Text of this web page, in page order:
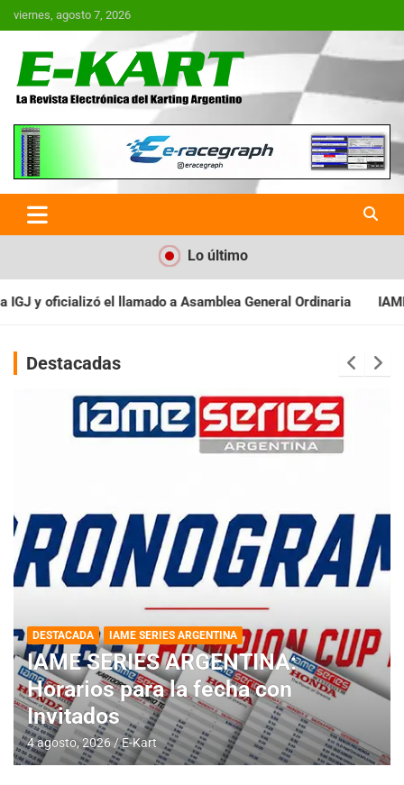
Saltar
al
viernes, agosto 7, 2026
E-Kart.com.ar | La Revista
Electrónica del Karting en
Argentina
Lo último
General Ordinaria IAME SERIES ARGENTINA:
Destacadas
DESTACADA IAME SERIES ARGENTINA
IAME SERIES ARGENTINA:
Horarios para la fecha con
Invitados
4 agosto, 2026 E-Kart